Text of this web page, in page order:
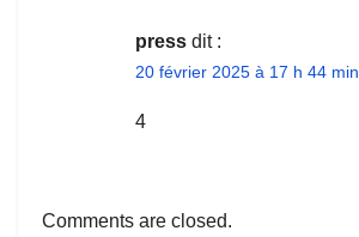
press dit :
20 février 2025 à 17 h 44 min
4
Comments are closed.